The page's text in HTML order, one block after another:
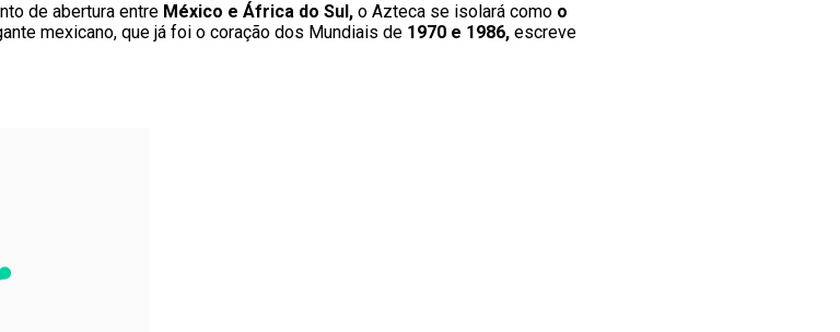
de abertura entre México e África do Sul, o Azteca se isolará como o
mexicano, que já foi o coração dos Mundiais de 1970 e 1986, escreve